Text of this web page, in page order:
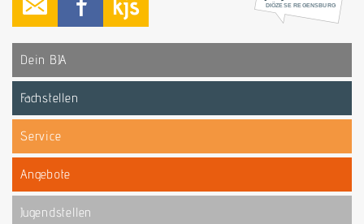
DIÖZESE REGENSBURG
Dein BJA
Fachstellen
Service
Angebote
Jugendstellen